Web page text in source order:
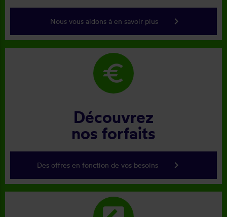
Nous vous aidons à en savoir plus keyboard_arrow_right
euro
Découvrez
nos forfaits
Des offres en fonction de vos besoins keyboard_arrow_right